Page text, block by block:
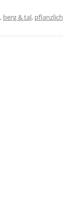
, berg & tal, pflanzlich